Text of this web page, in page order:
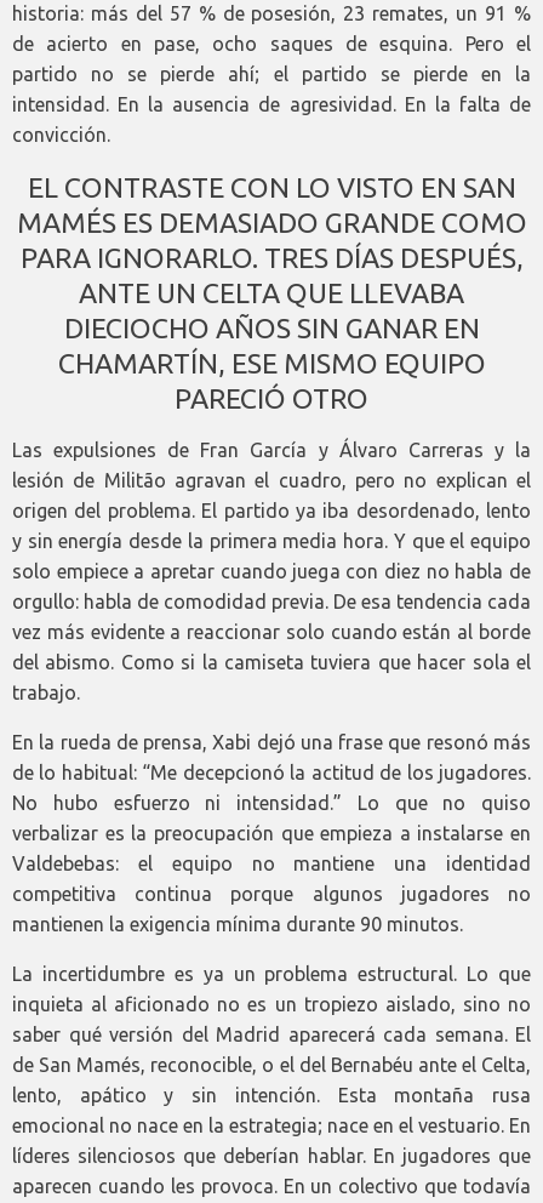
historia: más del 57 % de posesión, 23 remates, un 91 %
de acierto en pase, ocho saques de esquina. Pero el
partido no se pierde ahí; el partido se pierde en la
intensidad. En la ausencia de agresividad. En la falta de
convicción.
EL CONTRASTE CON LO VISTO EN SAN
MAMÉS ES DEMASIADO GRANDE COMO
PARA IGNORARLO. TRES DÍAS DESPUÉS,
ANTE UN CELTA QUE LLEVABA
DIECIOCHO AÑOS SIN GANAR EN
CHAMARTÍN, ESE MISMO EQUIPO
PARECIÓ OTRO
Las expulsiones de Fran García y Álvaro Carreras y la
lesión de Militão agravan el cuadro, pero no explican el
origen del problema. El partido ya iba desordenado, lento
y sin energía desde la primera media hora. Y que el equipo
solo empiece a apretar cuando juega con diez no habla de
orgullo: habla de comodidad previa. De esa tendencia cada
vez más evidente a reaccionar solo cuando están al borde
del abismo. Como si la camiseta tuviera que hacer sola el
trabajo.
En la rueda de prensa, Xabi dejó una frase que resonó más
de lo habitual: “Me decepcionó la actitud de los jugadores.
No hubo esfuerzo ni intensidad.” Lo que no quiso
verbalizar es la preocupación que empieza a instalarse en
Valdebebas: el equipo no mantiene una identidad
competitiva continua porque algunos jugadores no
mantienen la exigencia mínima durante 90 minutos.
La incertidumbre es ya un problema estructural. Lo que
inquieta al aficionado no es un tropiezo aislado, sino no
saber qué versión del Madrid aparecerá cada semana. El
de San Mamés, reconocible, o el del Bernabéu ante el Celta,
lento, apático y sin intención. Esta montaña rusa
emocional no nace en la estrategia; nace en el vestuario. En
líderes silenciosos que deberían hablar. En jugadores que
aparecen cuando les provoca. En un colectivo que todavía